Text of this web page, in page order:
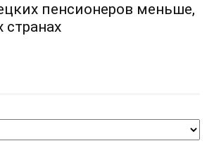
пенсионеров меньше,
странах